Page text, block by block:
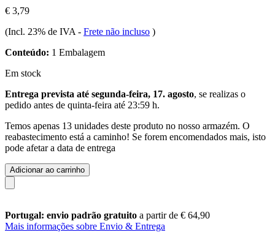
€ 3,79
(Incl. 23% de IVA - Frete não incluso )
Conteúdo: 1 Embalagem
Em stock
Entrega prevista até segunda-feira, 17. agosto, se realizas o
pedido antes de quinta-feira até 23:59 h.
Temos apenas 13 unidades deste produto no nosso armazém. O
reabastecimento está a caminho! Se forem encomendados mais, isto
pode afetar a data de entrega
Adicionar ao carrinho
Portugal: envio padrão gratuito a partir de € 64,90
Mais informações sobre Envio & Entrega